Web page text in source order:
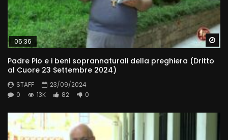
05:36
Padre Pio e i beni soprannaturali della preghiera (Dritto
al Cuore 23 Settembre 2024)
STAFF
23/09/2024
0
13K 82 0